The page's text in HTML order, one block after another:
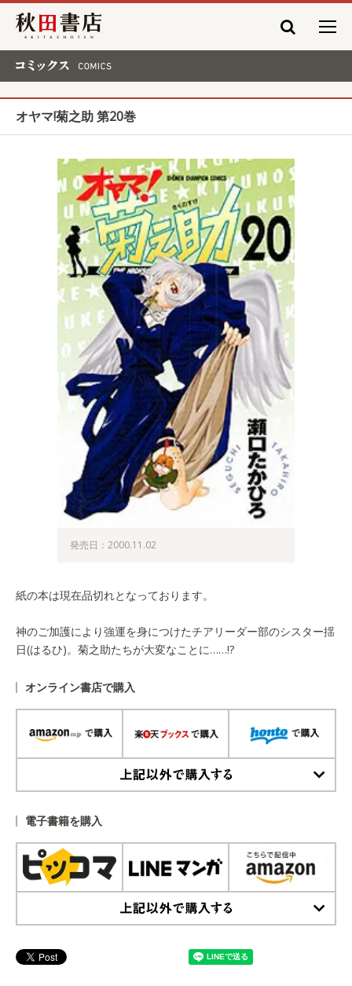
秋田書店
オヤマ!菊之助 第20巻
発売日：2000.11.02
紙の本は現在品切れとなっております。
神のご加護により強運を身につけたチアリーダー部のシスター揺
日(はるひ)。菊之助たちが大変なことに……!?
オンライン書店で購入
電子書籍を購入